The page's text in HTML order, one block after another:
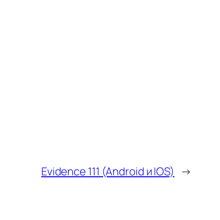
Evidence 111 (Android и IOS) →